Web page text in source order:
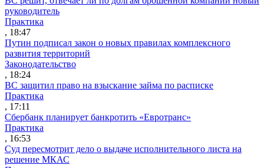
руководитель
Практика
, 18:47
Путин подписал закон о новых правилах комплексного
развития территорий
Законодательство
, 18:24
ВС защитил право на взыскание займа по расписке
Практика
, 17:11
Сбербанк планирует банкротить «Евротранс»
Практика
, 16:53
Суд пересмотрит дело о выдаче исполнительного листа на
решение МКАС